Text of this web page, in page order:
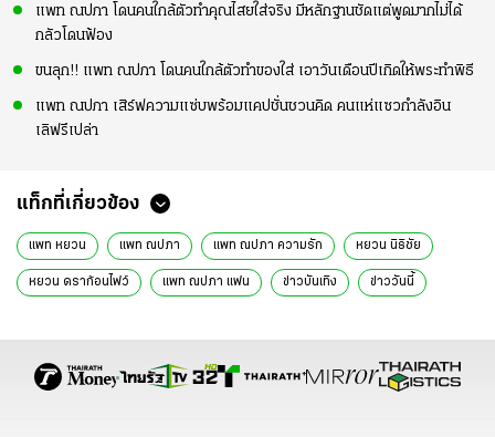
แพท ณปภา โดนคนใกล้ตัวทำคุณไสยใส่จริง มีหลักฐานชัดแต่พูดมากไม่ได้
กลัวโดนฟ้อง
ขนลุก!! แพท ณปภา โดนคนใกล้ตัวทำของใส่ เอาวันเดือนปีเกิดให้พระทำพิธี
แพท ณปภา เสิร์ฟความแซ่บพร้อมแคปชั่นชวนคิด คนแห่แซวกำลังอิน
เลิฟรึเปล่า
แท็กที่เกี่ยวข้อง
แพท หยวน แพท ณปภา แพท ณปภา ความรัก หยวน นิธิชัย
หยวน ดราก้อนไฟว์ แพท ณปภา แฟน ข่าวบันเทิง ข่าววันนี้